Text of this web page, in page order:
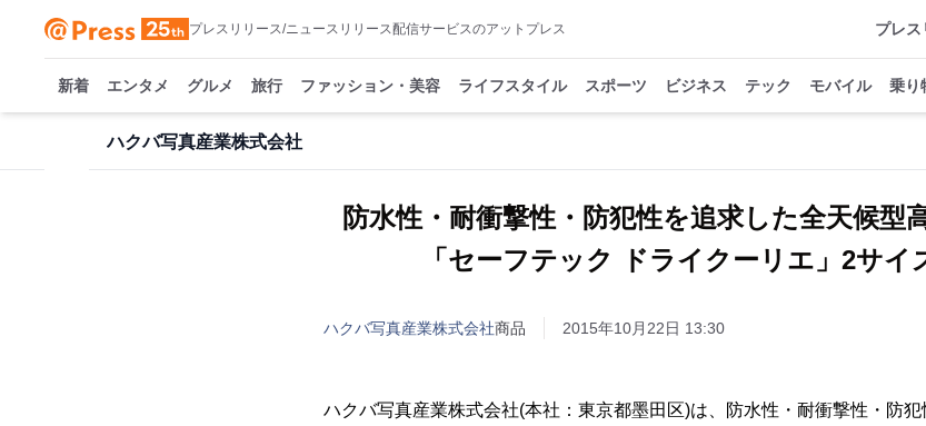
プレスリリース/ニュースリリース配信サービスのアットプレス プレス
新着 エンタメ グルメ 旅行 ファッション・美容 ライフスタイル スポーツ ビジネス テック モバイル 乗り
ハクバ写真産業株式会社
防水性・耐衝撃性・防犯性を追求した全天候型
「セーフテック ドライクーリエ」2サイ
ハクバ写真産業株式会社商品 2015年10月22日 13:30
ハクバ写真産業株式会社(本社：東京都墨田区)は、防水性・耐衝撃性・防